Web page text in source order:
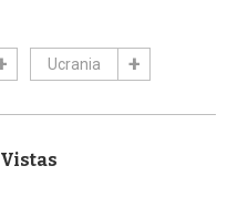
Ucrania